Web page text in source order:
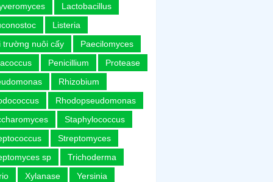
Lactobacillus
Listeria
trường nuôi cấy
Paecilomyces
Penicillium
Protease
Rhizobium
Rhodopseudomonas
Staphylococcus
Streptomyces
sp
Trichoderma
Xylanase
Yersinia